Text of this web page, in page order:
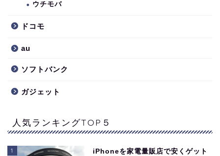
ウチモバ
ドコモ
au
ソフトバンク
ガジェット
人気ランキングTOP５
1
iPhoneを家電量販店で安くゲット